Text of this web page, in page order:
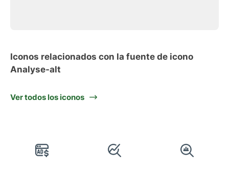
Iconos relacionados con la fuente de icono
Analyse-alt
Ver todos los iconos